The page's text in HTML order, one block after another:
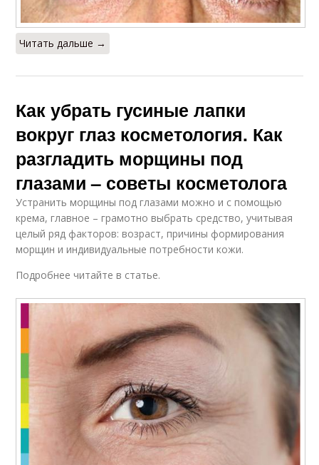
Читать дальше →
Как убрать гусиные лапки
вокруг глаз косметология. Как
разгладить морщины под
глазами – советы косметолога
Устранить морщины под глазами можно и с помощью
крема, главное – грамотно выбрать средство, учитывая
целый ряд факторов: возраст, причины формирования
морщин и индивидуальные потребности кожи.
Подробнее читайте в статье.